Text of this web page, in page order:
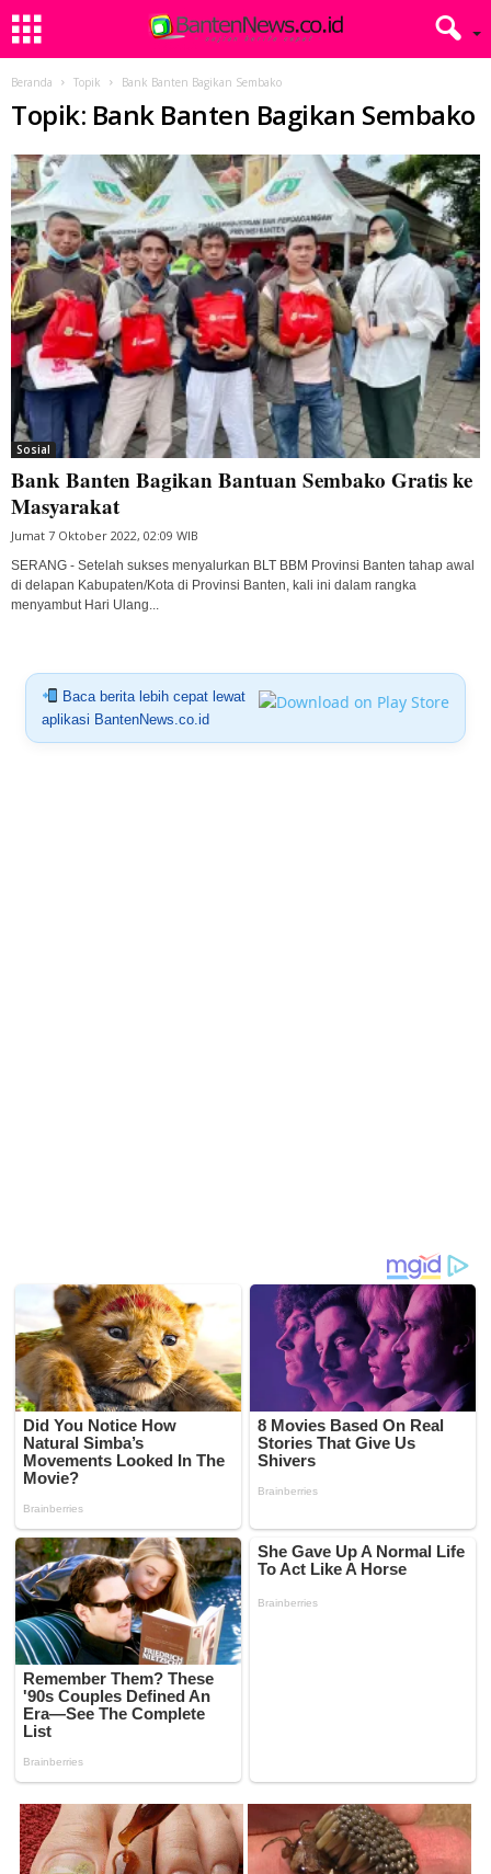
Beranda Topik Bank Banten Bagikan Sembako
Topik: Bank Banten Bagikan Sembako
Sosial
Bank Banten Bagikan Bantuan Sembako Gratis ke
Masyarakat
Jumat 7 Oktober 2022, 02:09 WIB
SERANG - Setelah sukses menyalurkan BLT BBM Provinsi Banten tahap awal
di delapan Kabupaten/Kota di Provinsi Banten, kali ini dalam rangka
menyambut Hari Ulang...
Baca berita lebih cepat lewat
aplikasi BantenNews.co.id